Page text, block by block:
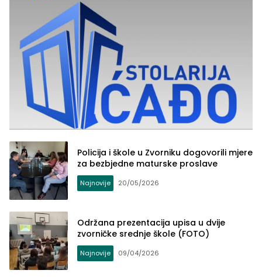
Policija i škole u Zvorniku dogovorili mjere
za bezbjedne maturske proslave
Najnovije 20/05/2026
Održana prezentacija upisa u dvije
zvorničke srednje škole (FOTO)
Najnovije 09/04/2026